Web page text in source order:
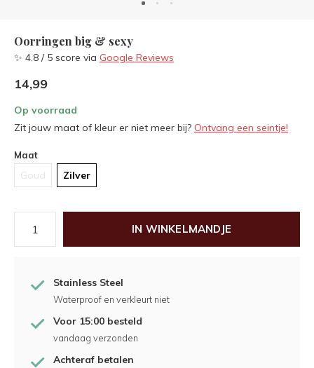
Oorringen big & sexy
✨ 4.8 / 5 score via Google Reviews
14,99
Op voorraad
Zit jouw maat of kleur er niet meer bij? Ontvang een seintje!
Maat
Goud Zilver
IN WINKELMANDJE
Stainless Steel
Waterproof en verkleurt niet
Voor 15:00 besteld
vandaag verzonden
Achteraf betalen